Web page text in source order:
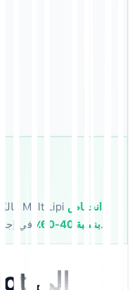
غالبًا ما ترى العلامات التجارية التي تنتقل إلى MultiLipi انخفاض
بنسبة 40-60٪في إجمالي تكاليف الترجمة مع فتح ميزات فائقة.